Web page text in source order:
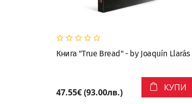
Книга "True Bread" - by Joaquín Llarás
47.55€ (93.00лв.) КУПИ